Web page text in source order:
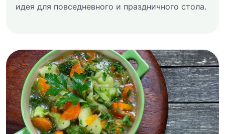
идея для повседневного и праздничного стола.